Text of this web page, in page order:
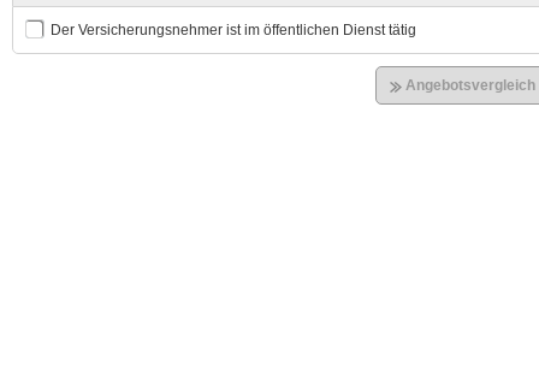
Der Versicherungsnehmer ist im öffentlichen Dienst tätig
Angebotsvergleich